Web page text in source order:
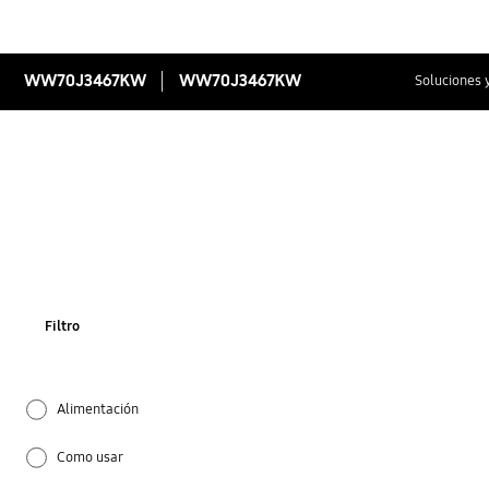
WW70J3467KW WW70J3467KW Soluciones
Filtro
Alimentación
Como usar